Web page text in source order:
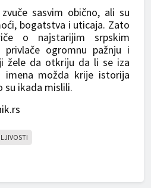
sasvim obično, ali su
bogatstva i uticaja. Zato
o najstarijim srpskim
ogromnu pažnju i
žele da otkriju da li se iza
imena možda krije istorija
su ikada mislili.